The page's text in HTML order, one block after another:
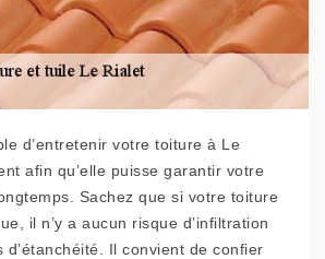
d’entretenir votre toiture à Le
afin qu’elle puisse garantir votre
Sachez que si votre toiture
il n’y a aucun risque d’infiltration
d’étanchéité. Il convient de confier